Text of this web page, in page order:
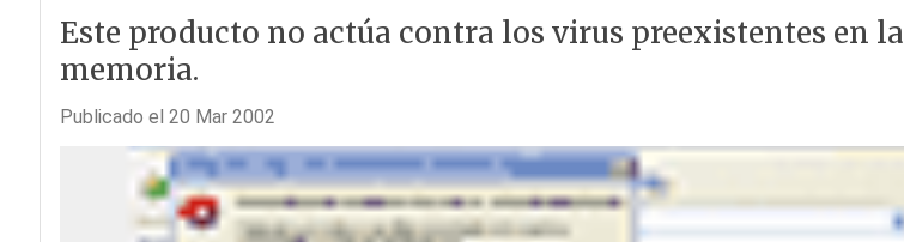
Este producto no actúa contra los virus preexistentes en la
memoria.
Publicado el 20 Mar 2002